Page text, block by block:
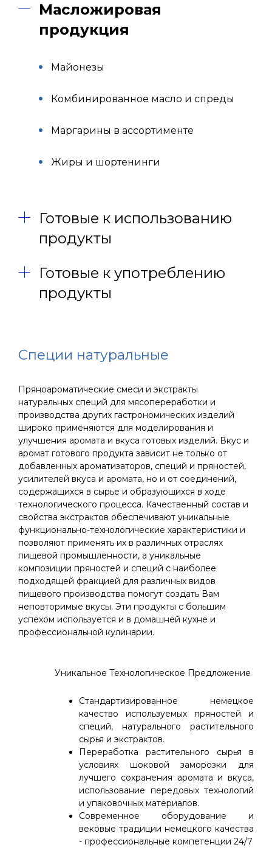
Масложировая
продукция
Майонезы
Комбинированное масло и спреды
Маргарины в ассортименте
Жиры и шортенинги
Готовые к использованию
продукты
Готовые к употреблению
продукты
Специи натуральные
Пряноароматические смеси и экстракты
натуральных специй для мясопереработки и
производства других гастрономических изделий
широко применяются для моделирования и
улучшения аромата и вкуса готовых изделий. Вкус и
аромат готового продукта зависит не только от
добавленных ароматизаторов, специй и пряностей,
усилителей вкуса и аромата, но и от соединений,
содержащихся в сырье и образующихся в ходе
технологического процесса. Качественный состав и
свойства экстрактов обеспечивают уникальные
функционально-технологические характеристики и
позволяют применять их в различных отраслях
пищевой промышленности, а уникальные
композиции пряностей и специй с наиболее
подходящей фракцией для различных видов
пищевого производства помогут создать Вам
неповторимые вкусы. Эти продукты с большим
успехом используется и в домашней кухне и
профессиональной кулинарии.
Уникальное Технологическое Предложение
Стандартизированное немецкое
качество используемых пряностей и
специй, натурального растительного
сырья и экстрактов.
Переработка растительного сырья в
условиях шоковой заморозки для
лучшего сохранения аромата и вкуса,
использование передовых технологий
и упаковочных материалов.
Современное оборудование и
вековые традиции немецкого качества
- профессиональные компетенции 24/7